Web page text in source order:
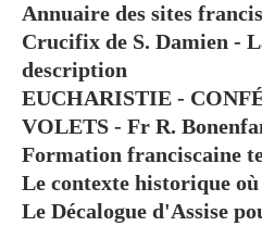
Annuaire des sites
Crucifix de S. Damien -
description
EUCHARISTIE -
VOLETS - Fr R.
Formation franciscaine
Le contexte historique
Le Décalogue d'Assise